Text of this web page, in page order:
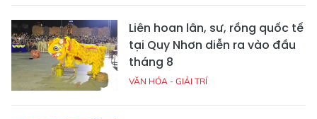
Liên hoan lân, sư, rồng quốc tế
tại Quy Nhơn diễn ra vào đầu
tháng 8
VĂN HÓA - GIẢI TRÍ